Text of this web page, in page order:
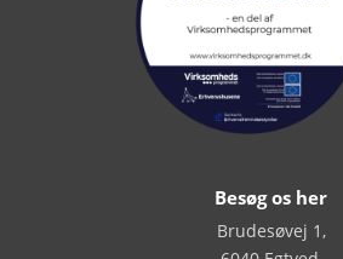
Besøg os her
Brudesøvej 1,